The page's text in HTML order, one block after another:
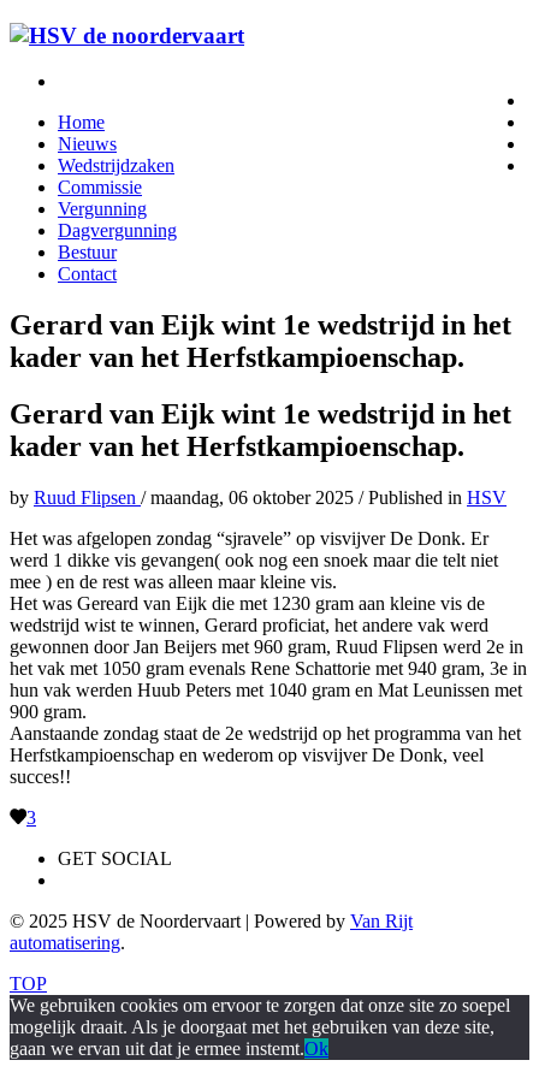
Home
Nieuws
Wedstrijdzaken
Commissie
Vergunning
Dagvergunning
Bestuur
Contact
Gerard van Eijk wint 1e wedstrijd in het
kader van het Herfstkampioenschap.
Gerard van Eijk wint 1e wedstrijd in het
kader van het Herfstkampioenschap.
by Ruud Flipsen /maandag, 06 oktober 2025 /Published in HSV
Het was afgelopen zondag “sjravele” op visvijver De Donk. Er
werd 1 dikke vis gevangen( ook nog een snoek maar die telt niet
mee ) en de rest was alleen maar kleine vis.
Het was Gereard van Eijk die met 1230 gram aan kleine vis de
wedstrijd wist te winnen, Gerard proficiat, het andere vak werd
gewonnen door Jan Beijers met 960 gram, Ruud Flipsen werd 2e in
het vak met 1050 gram evenals Rene Schattorie met 940 gram, 3e in
hun vak werden Huub Peters met 1040 gram en Mat Leunissen met
900 gram.
Aanstaande zondag staat de 2e wedstrijd op het programma van het
Herfstkampioenschap en wederom op visvijver De Donk, veel
succes!!
3
GET SOCIAL
© 2025 HSV de Noordervaart | Powered by Van Rijt
automatisering.
TOP
We gebruiken cookies om ervoor te zorgen dat onze site zo soepel
mogelijk draait. Als je doorgaat met het gebruiken van deze site,
gaan we ervan uit dat je ermee instemt.Ok